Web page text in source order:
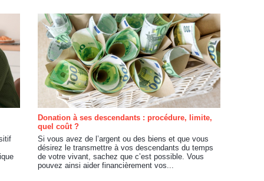
Donation à ses descendants : procédure, limite,
quel coût ?
Si vous avez de l’argent ou des biens et que vous
désirez le transmettre à vos descendants du temps
de votre vivant, sachez que c’est possible. Vous
pouvez ainsi aider financièrement vos...